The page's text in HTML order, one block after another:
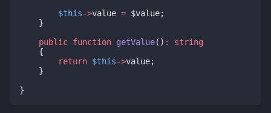
$this->value = $value;
    }
public function getValue() :
string
    {
return $this->value;
    }
}